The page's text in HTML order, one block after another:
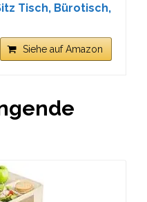
Tisch, Bürotisch,
Siehe auf Amazon